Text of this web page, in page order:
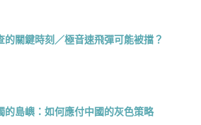
的關鍵時刻／極音速飛彈可能被擋？
的島嶼：如何應付中國的灰色策略